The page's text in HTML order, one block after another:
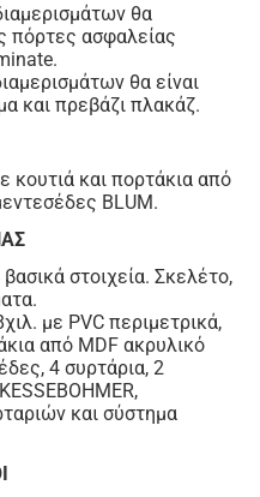
θα
πόρτες ασφαλείας
θα είναι
και πρεβάζι πλακάζ.
κουτιά και πορτάκια από
BLUM.
στοιχεία. Σκελέτο,
με PVC περιμετρικά,
από MDF ακρυλικό
4 συρτάρια, 2
και σύστημα